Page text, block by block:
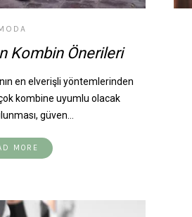
Kombin Önerileri
en elverişli yöntemlerinden
kombine uyumlu olacak
güven…
MORE